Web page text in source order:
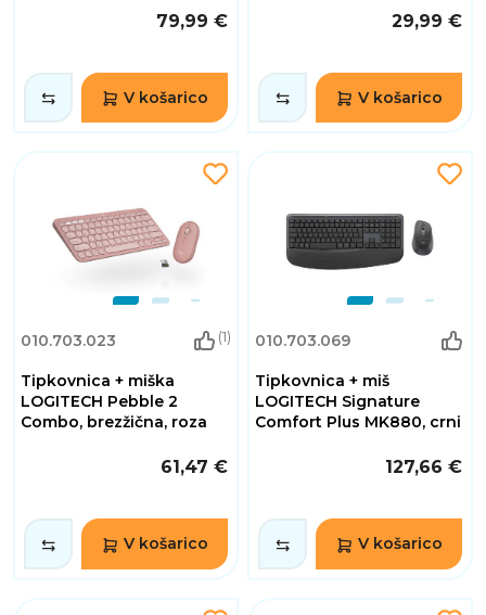
79,99 €
V košarico
29,99 €
V košarico
010.703.023 (1)
Tipkovnica + miška
LOGITECH Pebble 2
Combo, brezžična, roza
61,47 €
V košarico
010.703.069
Tipkovnica + miš
LOGITECH Signature
Comfort Plus MK880, crni
127,66 €
V košarico